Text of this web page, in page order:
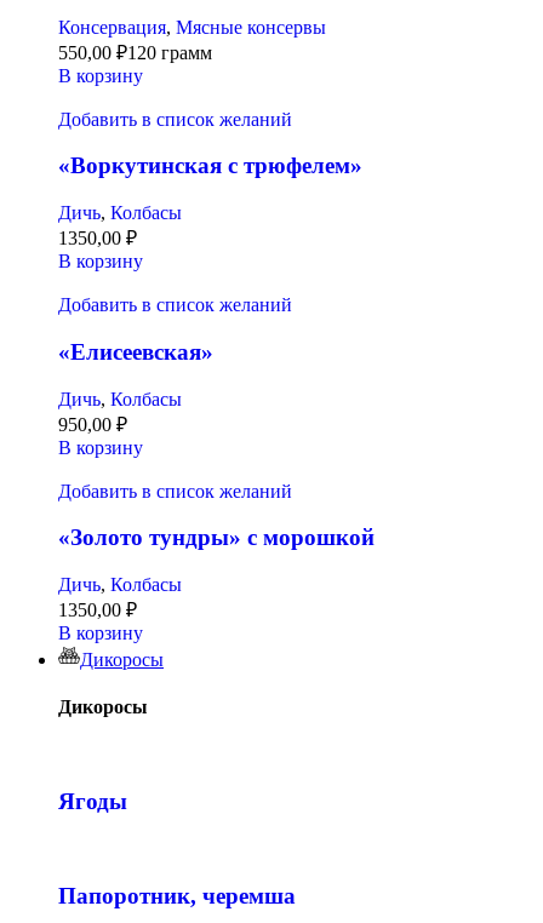
Консервация, Мясные консервы
550,00 ₽120 грамм
В корзину
Добавить в список желаний
«Воркутинская с трюфелем»
Дичь, Колбасы
1350,00 ₽
В корзину
Добавить в список желаний
«Елисеевская»
Дичь, Колбасы
950,00 ₽
В корзину
Добавить в список желаний
«Золото тундры» с морошкой
Дичь, Колбасы
1350,00 ₽
В корзину
Дикоросы
Дикоросы
Ягоды
Папоротник, черемша